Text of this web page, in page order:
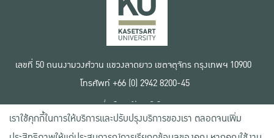
เลขที่ 50 ถนนงามวงศ์วาน แขวงลาดยาว เขตจตุจักร กรุงเทพฯ 10900
โทรศัพท์ +66 (0) 2942 8200-45
เงื่อนไขการใช้งานเว็บไซต์
ข้อตกลงด้านสิทธิ์ใช้งาน
นโยบายความเป็นส่วนตัว
เราใช้คุกกี้ในการให้บริการและปรับปรุงบริการของเรา ตลอดจนเพิ่ม